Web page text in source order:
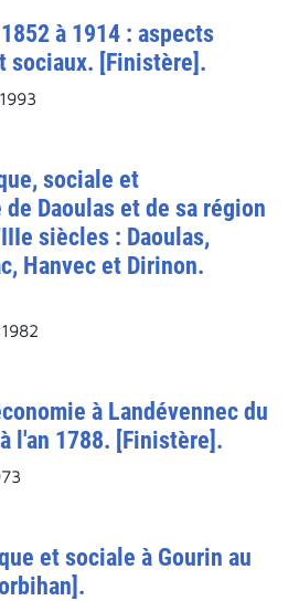
à 1914 : aspects
sociaux. [Finistère].
sociale et
Daoulas et de sa région
siècles : Daoulas,
Hanvec et Dirinon.
à Landévennec du
l'an 1788. [Finistère].
et sociale à Gourin au